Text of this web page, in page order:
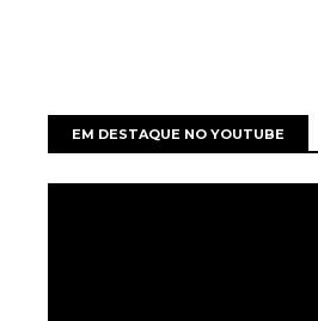
EM DESTAQUE NO YOUTUBE